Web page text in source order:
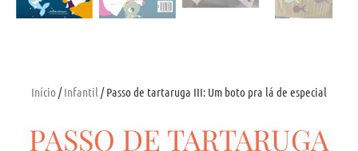
Início /Infantil / Passo de tartaruga III: Um boto pra lá de especial
PASSO DE TARTARUGA